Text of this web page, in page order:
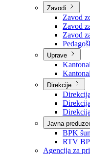
Centar
Dom za
Zavodi
Zavod
Zavod
Zavod
Uprave
Direkcije
Direkcija
Direkcija
Direkcija
Javna